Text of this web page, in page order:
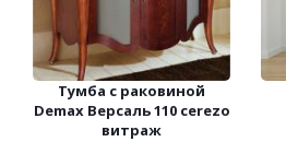
Тумба с раковиной
Demax Версаль 110 cerezo
витраж